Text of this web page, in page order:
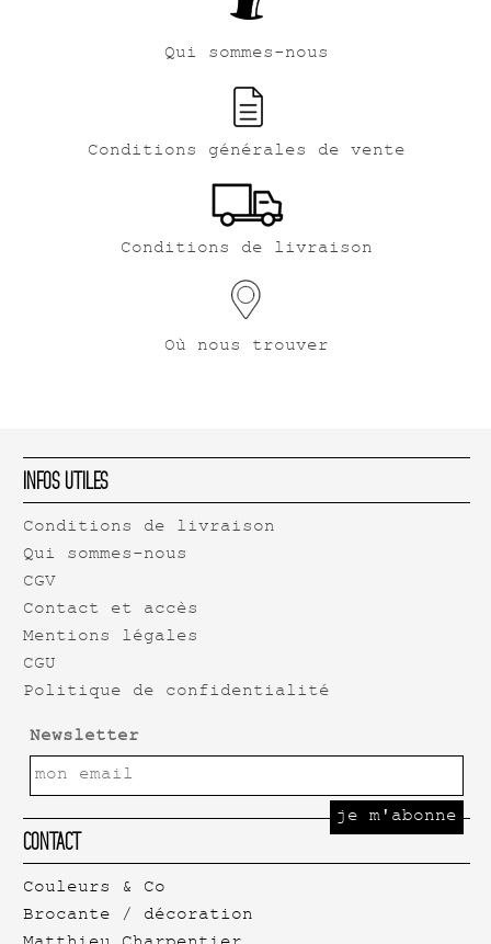
Qui sommes-nous
Conditions générales de vente
Conditions de livraison
Où nous trouver
Infos Utiles
Conditions de livraison
Qui sommes-nous
CGV
Contact et accès
Mentions légales
CGU
Politique de confidentialité
Newsletter
Contact
Couleurs & Co
Brocante / décoration